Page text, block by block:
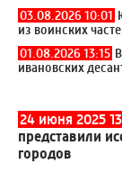
03.08.2026 10:01
из воинских
01.08.2026 13:15
ивановских
24 июня 2025
представили
городов